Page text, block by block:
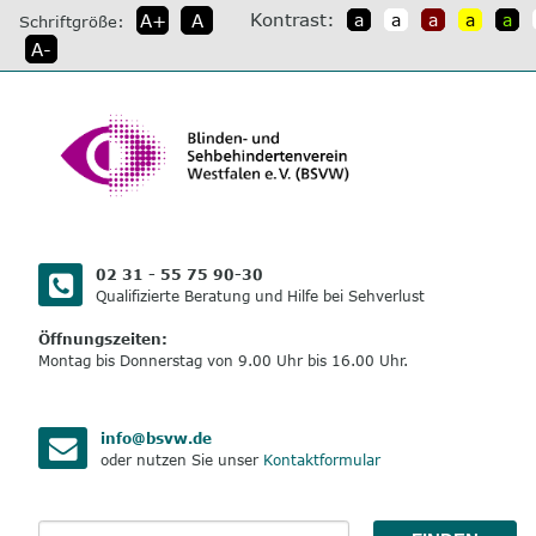
direkt
zum
Inhalt
Schriftgröße: A+
A
A-
Kontrast: a a a a a
02 31 - 55 75 90-30
Qualifizierte Beratung und Hilfe bei Sehverlust
Öffnungszeiten:
Montag bis Donnerstag von 9.00 Uhr bis 16.00 Uhr.
info@bsvw.de
oder nutzen Sie unser Kontaktformular